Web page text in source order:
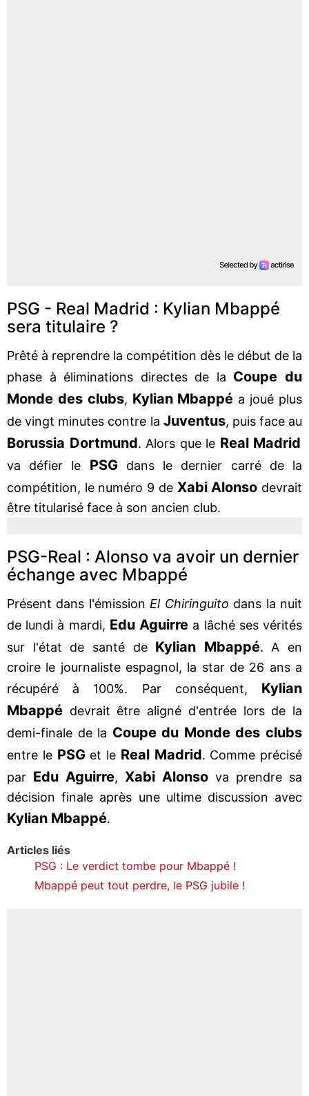
PSG - Real Madrid : Kylian Mbappé
sera titulaire ?
Prêté à reprendre la compétition dès le début de la
phase à éliminations directes de la Coupe du
Monde des clubs, Kylian Mbappé a joué plus
de vingt minutes contre la Juventus, puis face au
Borussia Dortmund. Alors que le Real Madrid
va défier le PSG
dans le dernier carré de la
compétition, le numéro 9 de Xabi Alonso devrait
être titularisé face à son ancien club.
PSG-Real : Alonso va avoir un dernier
échange avec Mbappé
Présent dans l'émission El Chiringuito dans la nuit
de lundi à mardi, Edu Aguirre a lâché ses vérités
sur l'état de santé de Kylian Mbappé. A en
croire le journaliste espagnol, la star de 26 ans a
récupéré à 100%. Par conséquent, Kylian
Mbappé devrait être aligné d'entrée lors de la
demi-finale de la Coupe du Monde des clubs
entre le PSG et le Real Madrid. Comme précisé
par Edu Aguirre, Xabi Alonso va prendre sa
décision finale après une ultime discussion avec
Kylian Mbappé.
Articles liés
PSG : Le verdict tombe pour Mbappé !
Mbappé peut tout perdre, le PSG jubile !